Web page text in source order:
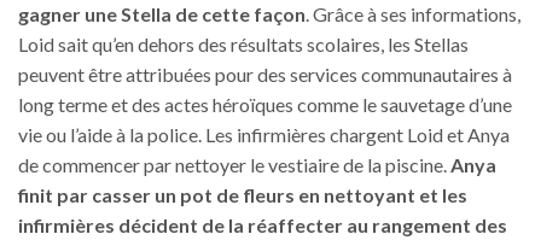
gagner une Stella de cette façon . Grâce à ses informations,
Loid sait qu’en dehors des résultats scolaires, les Stellas
peuvent être attribuées pour des services communautaires à
long terme et des actes héroïques comme le sauvetage d’une
vie ou l’aide à la police. Les infirmières chargent Loid et Anya
de commencer par nettoyer le vestiaire de la piscine. Anya
finit par casser un pot de fleurs en nettoyant et les
infirmières décident de la réaffecter au rangement des